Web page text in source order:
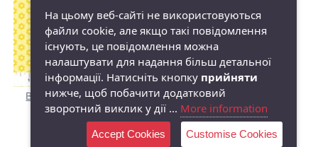
Bundle of Love - Modern
Baby 20992-52
UAH
На цьому веб-сайті не використовуються
файли cookie, але якщо такі повідомлення
існують, це повідомлення можна
налаштувати для надання більш детальної
інформації. Натисніть кнопку прийняти
нижче, щоб побачити додатковий
зворотний виклик у дії ... More information
Accept Cookies Customise Cookies